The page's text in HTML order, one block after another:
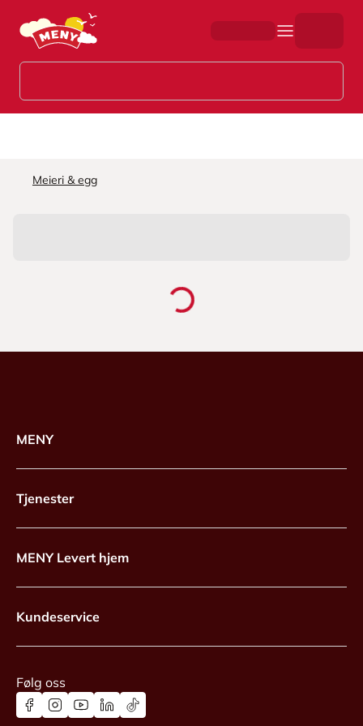
Hopp til hovedinnhold
Meieri & egg
MENY
Tjenester
MENY Levert hjem
Kundeservice
Følg oss